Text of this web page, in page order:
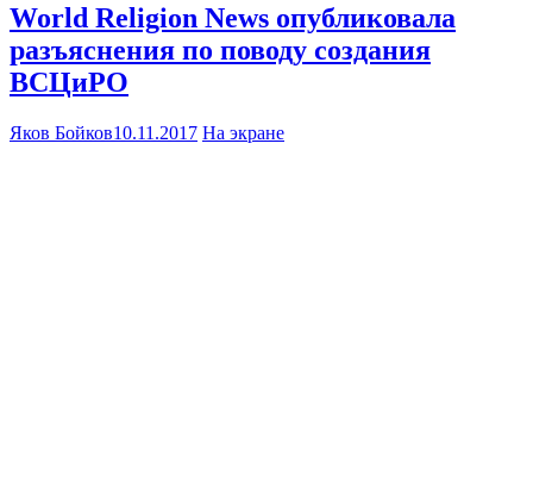
World Religion News опубликовала
разъяснения по поводу создания
ВСЦиРО
Яков Бойков10.11.2017 На экране